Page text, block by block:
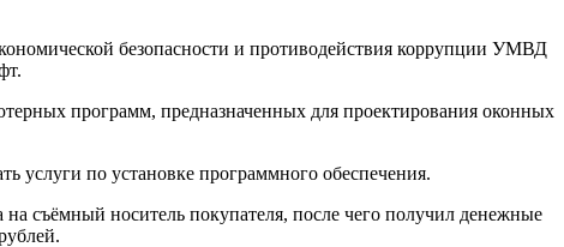
безопасности и противодействия коррупции УМВД
программ, предназначенных для проектирования оконных
услуги по установке программного обеспечения.
на съёмный носитель покупателя, после чего получил денежные